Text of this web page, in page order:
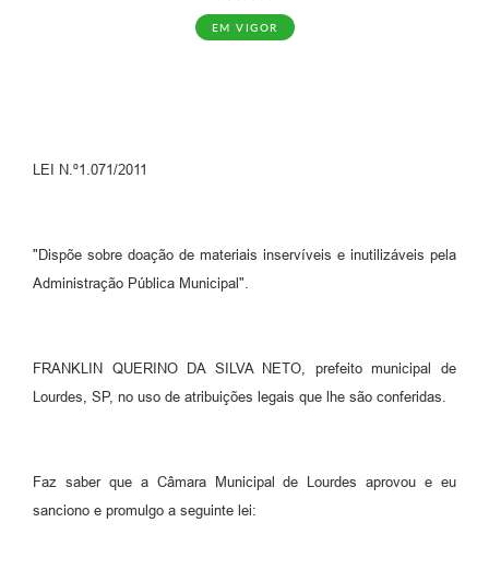
QUESTIONÁRIO PPA 2026/2029, LDO 2026 e LOA 2026
Holerite online
Meio Ambiente
PPA
Transparência
Arquivos para Download
EM VIGOR
LEI N.º1.071/2011
"Dispõe sobre doação de materiais inservíveis e inutilizáveis pela
Administração Pública Municipal".
FRANKLIN QUERINO DA SILVA NETO, prefeito municipal de
Lourdes, SP, no uso de atribuições legais que lhe são conferidas.
Faz saber que a Câmara Municipal de Lourdes aprovou e eu
sanciono e promulgo a seguinte lei: